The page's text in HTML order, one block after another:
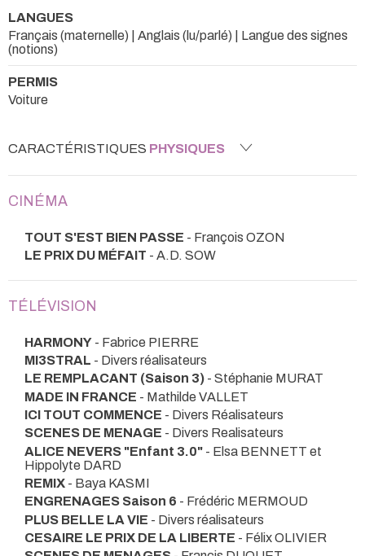
LANGUES
Français (maternelle) | Anglais (lu/parlé) | Langue des signes
(notions)
PERMIS
Voiture
CARACTÉRISTIQUES PHYSIQUES
CINÉMA
TOUT S'EST BIEN PASSE - François OZON
LE PRIX DU MÉFAIT - A.D. SOW
TÉLÉVISION
HARMONY - Fabrice PIERRE
MI3STRAL - Divers réalisateurs
LE REMPLACANT (Saison 3) - Stéphanie MURAT
MADE IN FRANCE - Mathilde VALLET
ICI TOUT COMMENCE - Divers Réalisateurs
SCENES DE MENAGE - Divers Realisateurs
ALICE NEVERS "Enfant 3.0" - Elsa BENNETT et
Hippolyte DARD
REMIX - Baya KASMI
ENGRENAGES Saison 6 - Frédéric MERMOUD
PLUS BELLE LA VIE - Divers réalisateurs
CESAIRE LE PRIX DE LA LIBERTE - Félix OLIVIER